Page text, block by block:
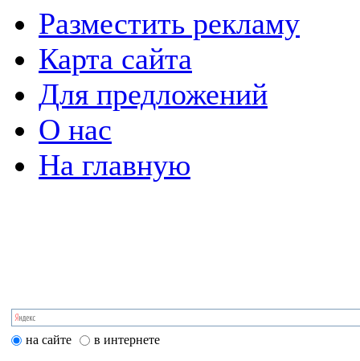
Разместить рекламу
Карта сайта
Для предложений
О нас
На главную
на сайте в интернете